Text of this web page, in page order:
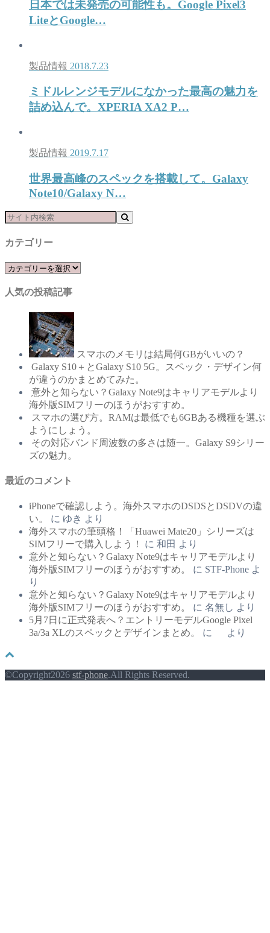
日本では未発売の可能性も。Google Pixel3
LiteとGoogle…
製品情報 2018.7.23
ミドルレンジモデルになかった最高の魅力を
詰め込んで。XPERIA XA2 P…
製品情報 2019.7.17
世界最高峰のスペックを搭載して。Galaxy
Note10/Galaxy N…
カテゴリー
カ
ゴ
人気の投稿記事
スマホのメモリは結局何GBがいいの？
Galaxy S10＋とGalaxy S10 5G。スペック・デザイン何
が違うのかまとめてみた。
意外と知らない？Galaxy Note9はキャリアモデルより
海外版SIMフリーのほうがおすすめ。
スマホの選び方。RAMは最低でも6GBある機種を選ぶ
ようにしょう。
その対応バンド周波数の多さは随一。Galaxy S9シリー
ズの魅力。
最近のコメント
iPhoneで確認しよう。海外スマホのDSDSとDSDVの違
い。
に ゆき より
海外スマホの筆頭格！「Huawei Mate20」シリーズは
SIMフリーで購入しよう！
に 和田 より
意外と知らない？Galaxy Note9はキャリアモデルより
海外版SIMフリーのほうがおすすめ。
に STF-Phone よ
り
意外と知らない？Galaxy Note9はキャリアモデルより
海外版SIMフリーのほうがおすすめ。
に 名無し より
5月7日に正式発表へ？エントリーモデルGoogle Pixel
3a/3a XLのスペックとデザインまとめ。
に より
©Copyright2026 stf-phone.All Rights Reserved.